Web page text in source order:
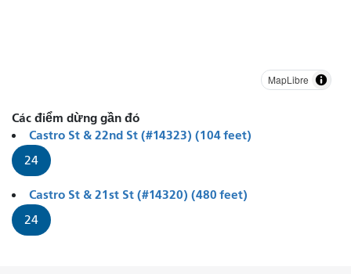
MapLibre
Các điểm dừng gần đó
Castro St & 22nd St (#14323) (104 feet)
24
Castro St & 21st St (#14320) (480 feet)
24